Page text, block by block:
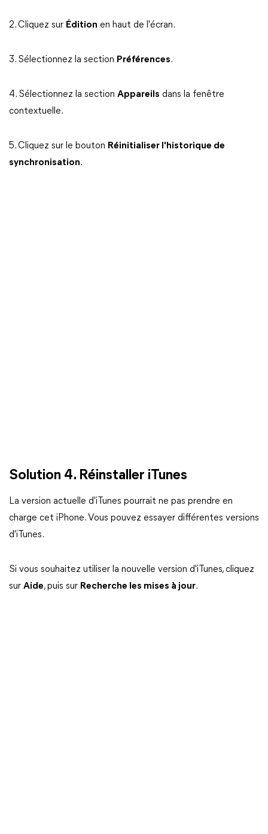
2. Cliquez sur Édition en haut de l'écran.
3. Sélectionnez la section Préférences.
4. Sélectionnez la section Appareils dans la fenêtre
contextuelle.
5. Cliquez sur le bouton Réinitialiser l'historique de
synchronisation.
Solution 4. Réinstaller iTunes
La version actuelle d'iTunes pourrait ne pas prendre en
charge cet iPhone. Vous pouvez essayer différentes versions
d'iTunes.
Si vous souhaitez utiliser la nouvelle version d'iTunes, cliquez
sur Aide, puis sur Recherche les mises à jour.